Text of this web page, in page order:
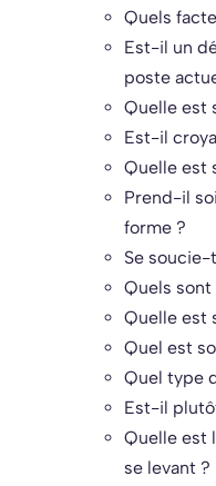
Quels
Est-il un
poste
Quelle est
Est-il
Quelle est
Prend-il
forme ?
Se
Quels sont
Quelle est
Quel est
Quel type
Est-il
Quelle est
se levant ?